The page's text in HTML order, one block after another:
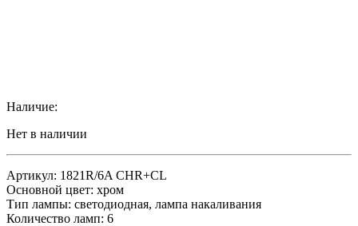
Наличие:
Нет в наличии
Артикул: 1821R/6A CHR+CL
Основной цвет: хром
Тип лампы: светодиодная, лампа накаливания
Количество ламп: 6